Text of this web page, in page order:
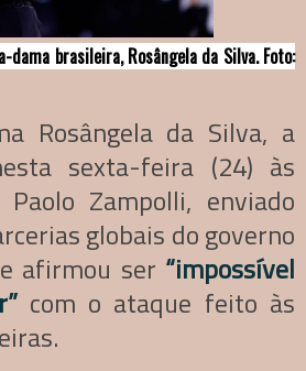
brasileira, Rosângela da Silva. Foto:
Rosângela da Silva, a
sexta-feira (24) às
Paolo Zampolli, enviado
globais do governo
afirmou ser “impossível
com o ataque feito às